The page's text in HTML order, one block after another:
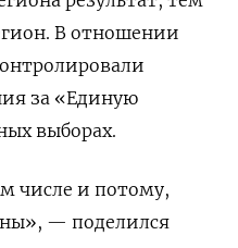
В отношении
за «Единую
выборах.
числе и потому,
— поделился